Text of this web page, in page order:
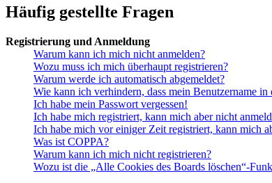
Häufig gestellte Fragen
Registrierung und Anmeldung
Warum kann ich mich nicht anmelden?
Wozu muss ich mich überhaupt registrieren?
Warum werde ich automatisch abgemeldet?
Wie kann ich verhindern, dass mein Benutzername
Ich habe mein Passwort vergessen!
Ich habe mich registriert, kann mich aber nicht
Ich habe mich vor einiger Zeit registriert, kann mich
Was ist COPPA?
Warum kann ich mich nicht registrieren?
Wozu ist die „Alle Cookies des Boards löschen“-